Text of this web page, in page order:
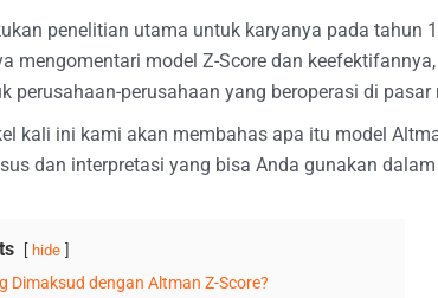
penelitian utama untuk karyanya pada tahun
mengomentari model Z-Score dan
perusahaan-perusahaan yang beroperasi di pasar
kali ini kami akan membahas apa itu model
dan interpretasi yang bisa Anda gunakan
hide
Dimaksud dengan Altman Z-Score?